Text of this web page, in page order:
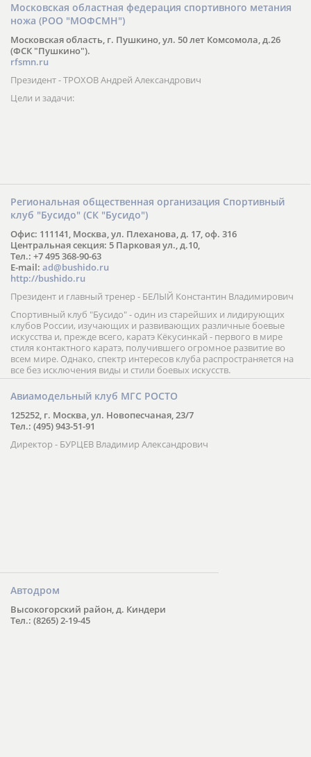
Московская областная федерация спортивного метания
ножа (РОО "МОФСМН")
Московская область, г. Пушкино, ул. 50 лет Комсомола, д.26
(ФСК "Пушкино").
rfsmn.ru
Президент - ТРОХОВ Андрей Александрович
Цели и задачи:
Региональная общественная организация Спортивный
клуб "Бусидо" (СК "Бусидо")
Офис: 111141, Москва, ул. Плеханова, д. 17, оф. 316
Центральная секция: 5 Парковая ул., д.10,
Тел.: +7 495 368-90-63
E-mail: ad@bushido.ru
http://bushido.ru
Президент и главный тренер - БЕЛЫЙ Константин Владимирович
Спортивный клуб "Бусидо" - один из старейших и лидирующих
клубов России, изучающих и развивающих различные боевые
искусства и, прежде всего, каратэ Кёкусинкай - первого в мире
стиля контактного каратэ, получившего огромное развитие во
всем мире. Однако, спектр интересов клуба распространяется на
все без исключения виды и стили боевых искусств.
Авиамодельный клуб МГС РОСТО
125252, г. Москва, ул. Новопесчаная, 23/7
Тел.: (495) 943-51-91
Директор - БУРЦЕВ Владимир Александрович
Автодром
Высокогорский район, д. Киндери
Тел.: (8265) 2-19-45